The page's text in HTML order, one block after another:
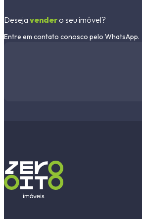
Deseja vendero seu imóvel?
Entre em contato conosco pelo WhatsApp.